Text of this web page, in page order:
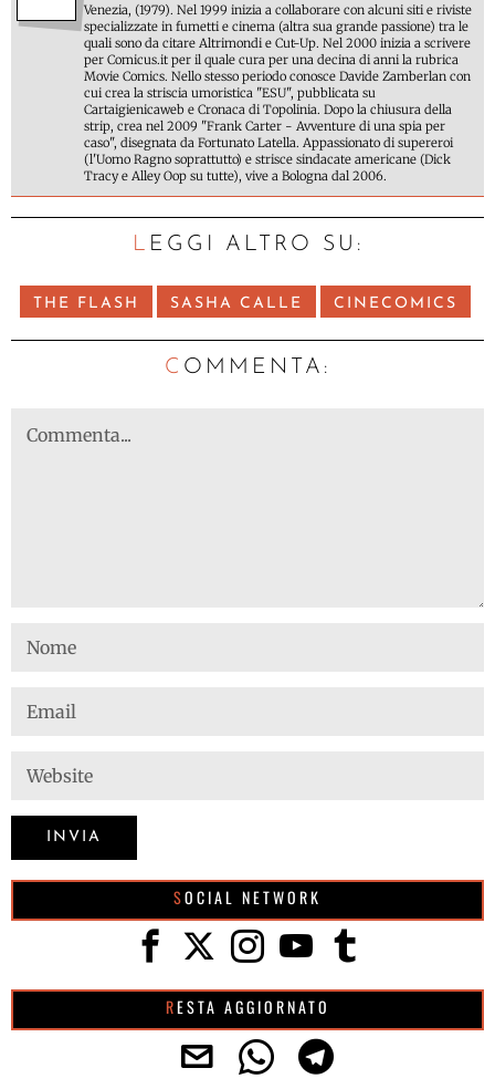
Venezia, (1979). Nel 1999 inizia a collaborare con alcuni siti e riviste
specializzate in fumetti e cinema (altra sua grande passione) tra le
quali sono da citare Altrimondi e Cut-Up. Nel 2000 inizia a scrivere
per Comicus.it per il quale cura per una decina di anni la rubrica
Movie Comics. Nello stesso periodo conosce Davide Zamberlan con
cui crea la striscia umoristica "ESU", pubblicata su
Cartaigienicaweb e Cronaca di Topolinia. Dopo la chiusura della
strip, crea nel 2009 "Frank Carter - Avventure di una spia per
caso", disegnata da Fortunato Latella. Appassionato di supereroi
(l'Uomo Ragno soprattutto) e strisce sindacate americane (Dick
Tracy e Alley Oop su tutte), vive a Bologna dal 2006.
LEGGI ALTRO SU:
THE FLASH SASHA CALLE CINECOMICS
C OMMENTA:
SOCIAL NETWORK
RESTA AGGIORNATO